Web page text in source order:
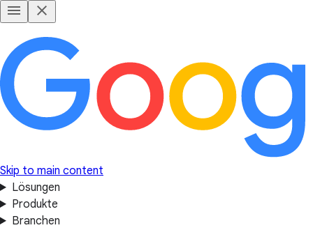
Skip to main content
Lösungen
Produkte
Branchen